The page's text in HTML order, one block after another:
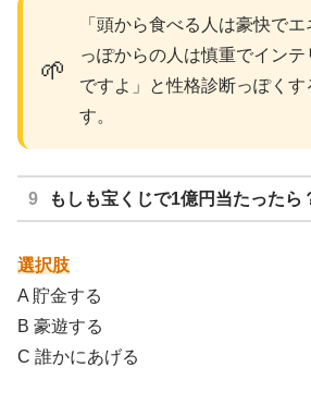
🌱
「頭から食べる人は豪快で
っぽからの人は慎重でイン
ですよ」と性格診断っぽくす
す。
もしも宝くじで1億円当たったら
選択肢
A 貯金する
B 豪遊する
C 誰かにあげる